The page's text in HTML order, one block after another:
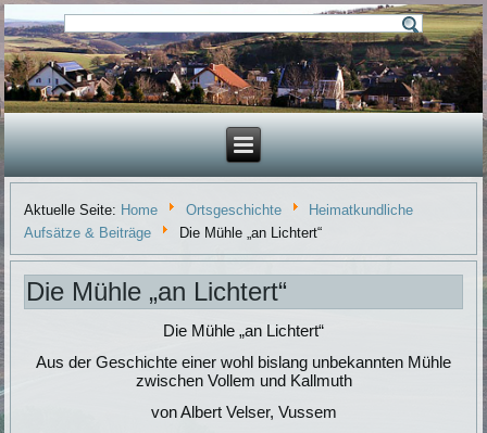
Aktuelle Seite: Home Ortsgeschichte
Heimatkundliche
Aufsätze & Beiträge
Die Mühle „an Lichtert“
Die Mühle „an Lichtert“
Die Mühle „an Lichtert“
Aus der Geschichte einer wohl bislang unbekannten Mühle
zwischen Vollem und Kallmuth
von Albert Velser, Vussem